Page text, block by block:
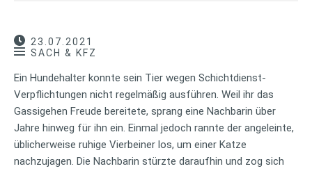
23.07.2021
SACH & KFZ
Ein Hundehalter konnte sein Tier wegen Schichtdienst-
Verpflichtungen nicht regelmäßig ausführen. Weil ihr das
Gassigehen Freude bereitete, sprang eine Nachbarin über
Jahre hinweg für ihn ein. Einmal jedoch rannte der angeleinte,
üblicherweise ruhige Vierbeiner los, um einer Katze
nachzujagen. Die Nachbarin stürzte daraufhin und zog sich